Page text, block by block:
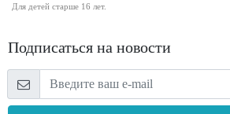
Для детей старше 16 лет.
Подписаться на новости